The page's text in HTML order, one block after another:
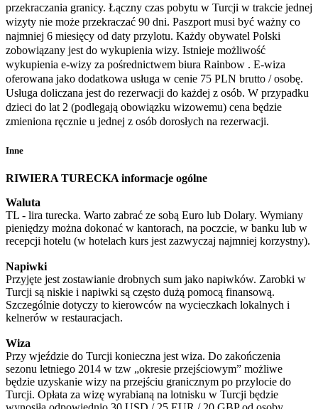
przekraczania granicy. Łączny czas pobytu w Turcji w trakcie jednej
wizyty nie może przekraczać 90 dni. Paszport musi być ważny co
najmniej 6 miesięcy od daty przylotu. Każdy obywatel Polski
zobowiązany jest do wykupienia wizy. Istnieje możliwość
wykupienia e-wizy za pośrednictwem biura Rainbow . E-wiza
oferowana jako dodatkowa usługa w cenie 75 PLN brutto / osobę.
Usługa doliczana jest do rezerwacji do każdej z osób. W przypadku
dzieci do lat 2 (podlegają obowiązku wizowemu) cena będzie
zmieniona ręcznie u jednej z osób dorosłych na rezerwacji.
Inne
RIWIERA TURECKA informacje ogólne
Waluta
TL - lira turecka. Warto zabrać ze sobą Euro lub Dolary. Wymiany
pieniędzy można dokonać w kantorach, na poczcie, w banku lub w
recepcji hotelu (w hotelach kurs jest zazwyczaj najmniej korzystny).
Napiwki
Przyjęte jest zostawianie drobnych sum jako napiwków. Zarobki w
Turcji są niskie i napiwki są często dużą pomocą finansową.
Szczególnie dotyczy to kierowców na wycieczkach lokalnych i
kelnerów w restauracjach.
Wiza
Przy wjeździe do Turcji konieczna jest wiza. Do zakończenia
sezonu letniego 2014 w tzw „okresie przejściowym” możliwe
będzie uzyskanie wizy na przejściu granicznym po przylocie do
Turcji. Opłata za wizę wyrabianą na lotnisku w Turcji będzie